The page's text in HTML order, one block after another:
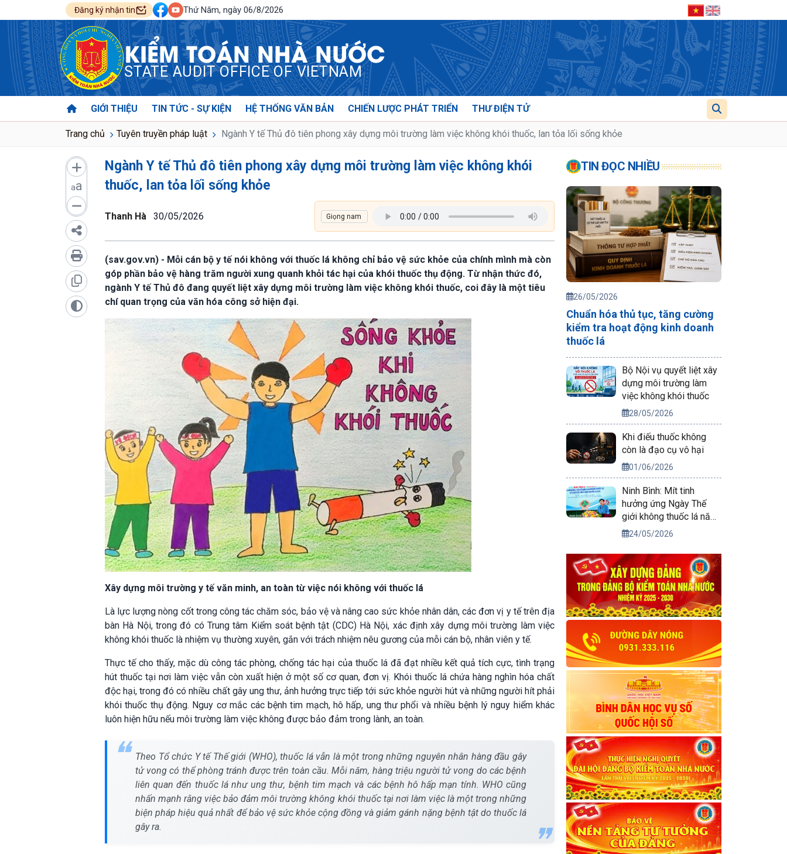
Đăng ký nhận tin Thứ Năm, ngày 06/8/2026
KIỂM TOÁN NHÀ NƯỚC
STATE AUDIT OFFICE OF VIETNAM
GIỚI THIỆU TIN TỨC - SỰ KIỆN HỆ THỐNG VĂN BẢN CHIẾN LƯỢC PHÁT TRIỂN THƯ ĐIỆN TỬ
Trang chủ Tuyên truyền pháp luật Ngành Y tế Thủ đô tiên phong xây dựng môi trường làm việc không khói thuốc, lan tỏa lối sống khỏe
aa
Ngành Y tế Thủ đô tiên phong xây dựng môi trường làm việc không khói
thuốc, lan tỏa lối sống khỏe
Thanh Hà 30/05/2026
(sav.gov.vn) - Mỗi cán bộ y tế nói không với thuốc lá không chỉ bảo vệ sức khỏe của chính mình mà còn
góp phần bảo vệ hàng trăm người xung quanh khỏi tác hại của khói thuốc thụ động. Từ nhận thức đó,
ngành Y tế Thủ đô đang quyết liệt xây dựng môi trường làm việc không khói thuốc, coi đây là một tiêu
chí quan trọng của văn hóa công sở hiện đại.
Xây dựng môi trường y tế văn minh, an toàn từ việc nói không với thuốc lá
Là lực lượng nòng cốt trong công tác chăm sóc, bảo vệ và nâng cao sức khỏe nhân dân, các đơn vị y tế trên địa
bàn Hà Nội, trong đó có Trung tâm Kiểm soát bệnh tật (CDC) Hà Nội, xác định xây dựng môi trường làm việc
không khói thuốc là nhiệm vụ thường xuyên, gắn với trách nhiệm nêu gương của mỗi cán bộ, nhân viên y tế.
Thực tế cho thấy, mặc dù công tác phòng, chống tác hại của thuốc lá đã đạt nhiều kết quả tích cực, tình trạng
hút thuốc tại nơi làm việc vẫn còn xuất hiện ở một số cơ quan, đơn vị. Khói thuốc lá chứa hàng nghìn hóa chất
độc hại, trong đó có nhiều chất gây ung thư, ảnh hưởng trực tiếp tới sức khỏe người hút và những người hít phải
khói thuốc thụ động. Nguy cơ mắc các bệnh tim mạch, hô hấp, ung thư phổi và nhiều bệnh lý nguy hiểm khác
luôn hiện hữu nếu môi trường làm việc không được bảo đảm trong lành, an toàn.
Theo Tổ chức Y tế Thế giới (WHO), thuốc lá vẫn là một trong những nguyên nhân hàng đầu gây
tử vong có thể phòng tránh được trên toàn cầu. Mỗi năm, hàng triệu người tử vong do các bệnh
liên quan đến thuốc lá như ung thư, bệnh tim mạch và các bệnh hô hấp mạn tính. WHO cũng
nhấn mạnh rằng việc bảo đảm môi trường không khói thuốc tại nơi làm việc là một trong những
biện pháp hiệu quả nhất để bảo vệ sức khỏe cộng đồng và giảm gánh nặng bệnh tật do thuốc lá
gây ra.
TIN ĐỌC NHIỀU
26/05/2026
Chuẩn hóa thủ tục, tăng cường
kiểm tra hoạt động kinh doanh
thuốc lá
Bộ Nội vụ quyết liệt xây
dựng môi trường làm
việc không khói thuốc
28/05/2026
Khi điếu thuốc không
còn là đạo cụ vô hại
01/06/2026
Ninh Bình: Mít tinh
hưởng ứng Ngày Thế
giới không thuốc lá năm
2026
24/05/2026